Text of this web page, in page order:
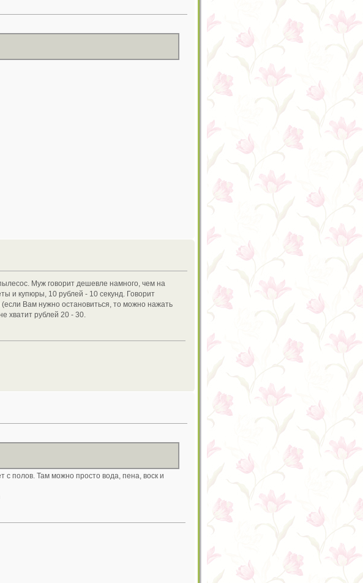
Муж говорит дешевле намного, чем на
и купюры, 10 рублей - 10 секунд. Говорит
Вам нужно остановиться, то можно нажать
хватит рублей 20 - 30.
с полов. Там можно просто вода, пена, воск и